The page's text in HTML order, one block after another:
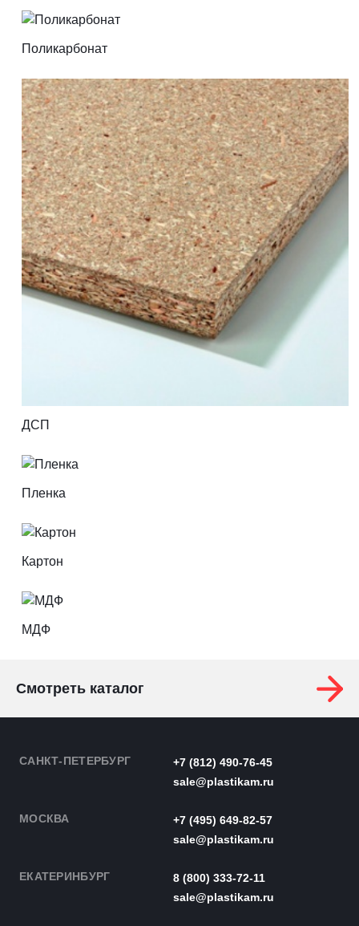
Поликарбонат
ДСП
Пленка
Картон
МДФ
Смотреть каталог
САНКТ-ПЕТЕРБУРГ
+7 (812) 490-76-45
sale@plastikam.ru
МОСКВА
+7 (495) 649-82-57
sale@plastikam.ru
ЕКАТЕРИНБУРГ
8 (800) 333-72-11
sale@plastikam.ru